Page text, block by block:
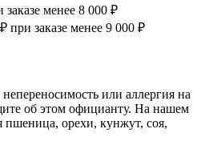
менее 8 000 ₽
заказе менее 9 000 ₽
или аллергия на
об этом официанту. На нашем
пшеница, орехи, кунжут, соя,